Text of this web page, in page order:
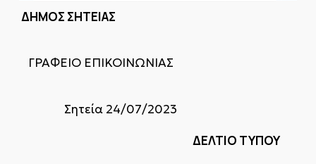
ΔΗΜΟΣ ΣΗΤΕΙΑΣ
ΓΡΑΦΕΙΟ ΕΠΙΚΟΙΝΩΝΙΑΣ
Σητεία 24/07/2023
ΔΕΛΤΙΟ ΤΥΠΟΥ